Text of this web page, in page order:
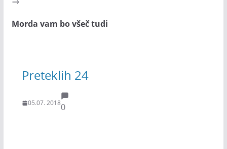
Morda vam bo všeč tudi
Preteklih 24
05.07. 20180